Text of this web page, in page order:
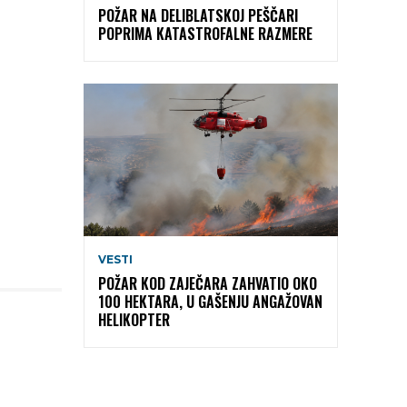
POŽAR NA DELIBLATSKOJ PEŠČARI
POPRIMA KATASTROFALNE RAZMERE
VESTI
POŽAR KOD ZAJEČARA ZAHVATIO OKO
100 HEKTARA, U GAŠENJU ANGAŽOVAN
HELIKOPTER